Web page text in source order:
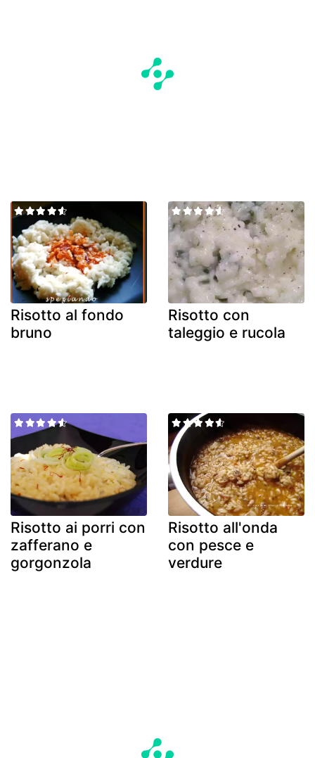
Risotto al fondo
bruno
Risotto con
taleggio e rucola
Risotto ai porri con
zafferano e
gorgonzola
Risotto all'onda
con pesce e
verdure